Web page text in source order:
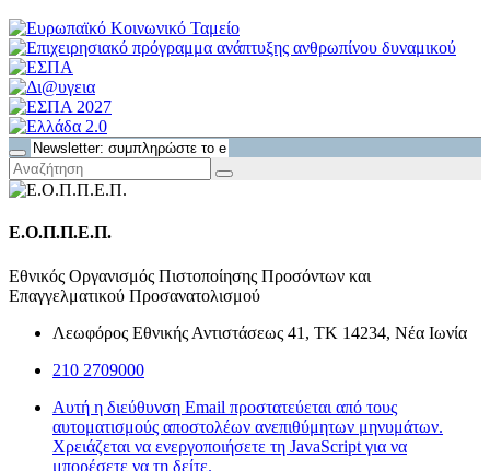
Ε.Ο.Π.Π.Ε.Π.
Εθνικός Οργανισμός Πιστοποίησης Προσόντων και
Επαγγελματικού Προσανατολισμού
Λεωφόρος Εθνικής Αντιστάσεως 41, ΤΚ 14234, Νέα Ιωνία
210 2709000
Αυτή η διεύθυνση Email προστατεύεται από τους
αυτοματισμούς αποστολέων ανεπιθύμητων μηνυμάτων.
Χρειάζεται να ενεργοποιήσετε τη JavaScript για να
μπορέσετε να τη δείτε.